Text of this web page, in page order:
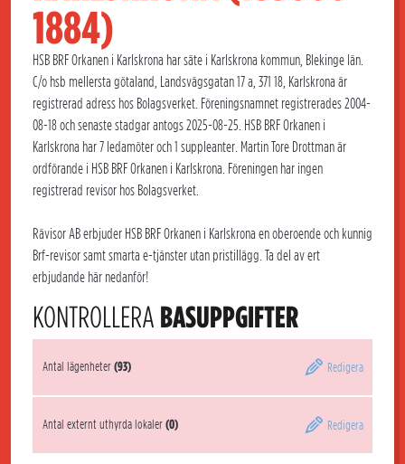
1884)
HSB BRF Orkanen i Karlskrona har säte i Karlskrona kommun, Blekinge län.
C/o hsb mellersta götaland, Landsvägsgatan 17 a, 371 18, Karlskrona är
registrerad adress hos Bolagsverket. Föreningsnamnet registrerades 2004-
08-18 och senaste stadgar antogs 2025-08-25. HSB BRF Orkanen i
Karlskrona har 7 ledamöter och 1 suppleanter. Martin Tore Drottman är
ordförande i HSB BRF Orkanen i Karlskrona. Föreningen har ingen
registrerad revisor hos Bolagsverket.
Rävisor AB erbjuder HSB BRF Orkanen i Karlskrona en oberoende och kunnig
Brf-revisor samt smarta e-tjänster utan pristillägg. Ta del av ert
erbjudande här nedanför!
KONTROLLERA BASUPPGIFTER
Antal lägenheter(93) Redigera
Antal externt uthyrda lokaler(0) Redigera